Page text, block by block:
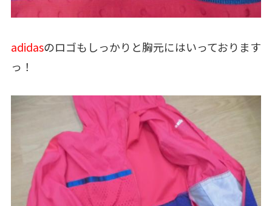
adidasのロゴもしっかりと胸元にはいっております
っ！